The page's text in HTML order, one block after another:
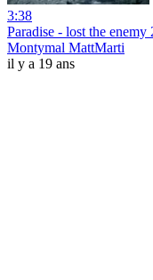
3:38
Paradise - lost the enemy
Montymal MattMarti
il y a 19 ans